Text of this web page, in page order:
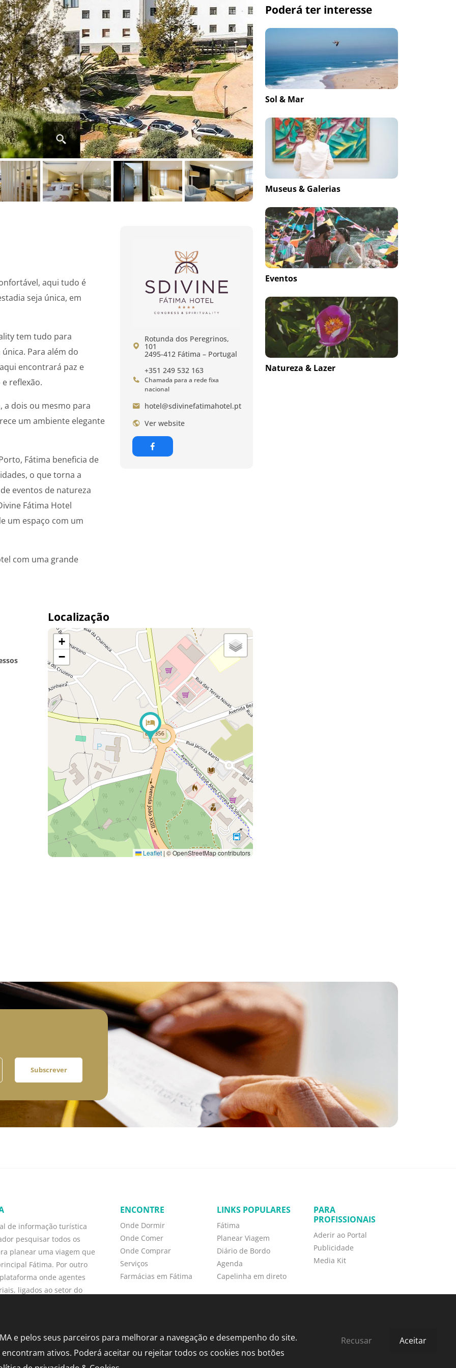
aqui tudo é
seja única, em
tem tudo para
Para além do
encontrará paz e
reflexão.
a dois ou mesmo para
um ambiente elegante
Fátima beneficia de
o que torna a
eventos de natureza
Fátima Hotel
um espaço com um
com uma grande
Rotunda dos Peregrinos,
101
2495-412 Fátima – Portugal
+351 249 532 163
Chamada para a rede fixa
nacional
hotel@sdivinefatimahotel.pt
Ver website
Localização
+
−
Leaflet| © OpenStreetMap contributors
Poderá ter interesse
Sol & Mar
Museus & Galerias
Eventos
Natureza & Lazer
Subscrever
de informação turística
pesquisar todos os
planear uma viagem que
Fátima. Por outro
onde agentes
ligados ao setor do
ENCONTRE
Onde Dormir
Onde Comer
Onde Comprar
Serviços
Farmácias em Fátima
LINKS POPULARES
Fátima
Planear Viagem
Diário de Bordo
Agenda
Capelinha em direto
PARA
PROFISSIONAIS
Aderir ao Portal
Publicidade
Media Kit
e pelos seus parceiros para melhorar a navegação e desempenho do site.
ativos. Poderá aceitar ou rejeitar todos os cookies nos botões
Recusar Aceitar